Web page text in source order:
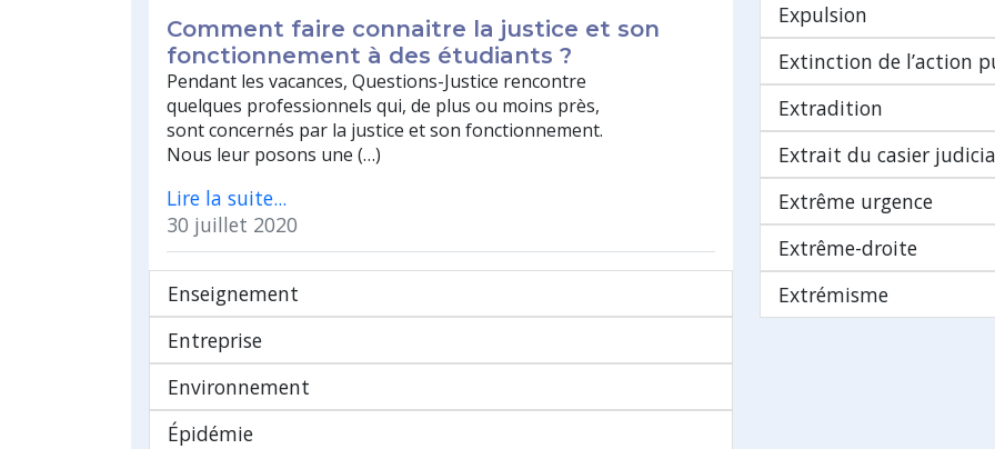
Comment faire connaitre la justice et son
fonctionnement à des étudiants ?
Pendant les vacances, Questions-Justice rencontre
quelques professionnels qui, de plus ou moins près,
sont concernés par la justice et son fonctionnement.
Nous leur posons une (…)
Lire la suite...
30 juillet 2020
Enseignement
Entreprise
Environnement
Épidémie
Expulsion
Extinction de l’action
Extradition
Extrait du casier
Extrême urgence
Extrême-droite
Extrémisme